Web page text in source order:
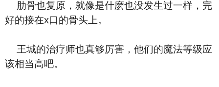
肋骨也复原，就像是什麽也没发生过一样，完
好的接在x口的骨头上。
王城的治疗师也真够厉害，他们的魔法等级应
该相当高吧。